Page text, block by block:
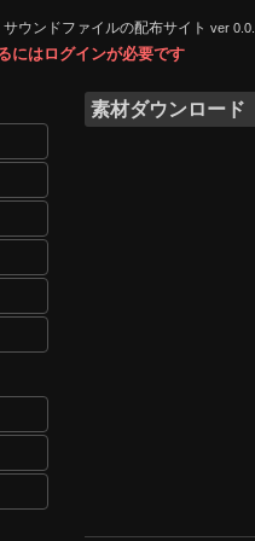
サウンドファイルの配布サイト ver
にはログインが必要です
素材ダウンロード